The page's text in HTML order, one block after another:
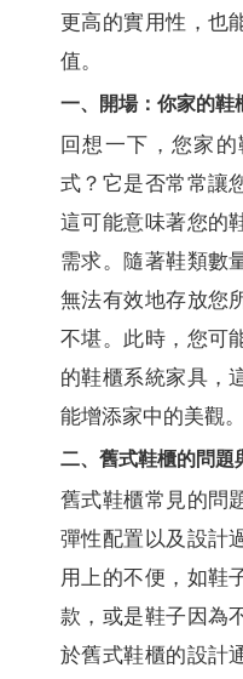
更高的實用性，也
值。
一、開場：你家的鞋
回想一下，您家
式？它是否常常讓
這可能意味著您的
需求。隨著鞋類數
無法有效地存放您
不堪。此時，您可
的鞋櫃系統家具，
能增添家中的美觀。
二、舊式鞋櫃的問題
舊式鞋櫃常見的問
彈性配置以及設計
用上的不便，如鞋
款，或是鞋子因為
於舊式鞋櫃的設計